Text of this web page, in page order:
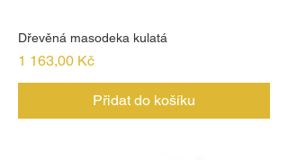
Dřevěná masodeka kulatá
Cena
1 163,00 Kč
Přidat do košíku